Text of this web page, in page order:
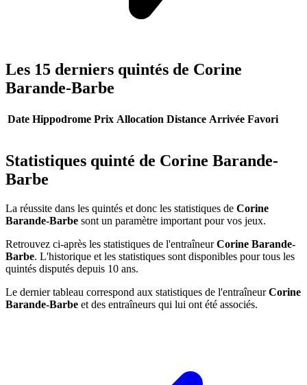
Les 15 derniers quintés de Corine
Barande-Barbe
Date Hippodrome Prix Allocation Distance Arrivée Favori
Statistiques quinté de Corine Barande-
Barbe
La réussite dans les quintés et donc les statistiques de Corine
Barande-Barbe sont un paramètre important pour vos jeux.
Retrouvez ci-après les statistiques de l'entraîneurCorine Barande-
Barbe. L'historique et les statistiques sont disponibles pour tous les
quintés disputés depuis 10 ans.
Le dernier tableau correspond aux statistiques de l'entraîneurCorine
Barande-Barbe et des entraîneurs qui lui ont été associés.